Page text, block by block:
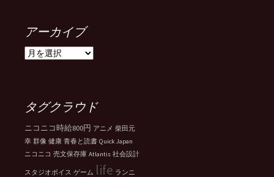
アーカイブ
ア
ブ
タグクラウド
ニコニコ時給800円 アニメ 柴田元
幸 群像 健康 青春と読書 Quick Japan
ニコニコ 売文保存庫 Atlantis 社会設計
スタジオボイス ゲーム life ランニ